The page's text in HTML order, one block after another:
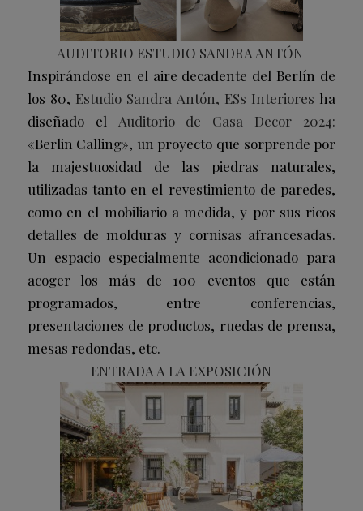
AUDITORIO ESTUDIO SANDRA ANTÓN
Inspirándose en el aire decadente del Berlín de
los 80, Estudio Sandra Antón, ESs Interiores ha
diseñado el Auditorio de Casa Decor 2024:
«Berlin Calling», un proyecto que sorprende por
la majestuosidad de las piedras naturales,
utilizadas tanto en el revestimiento de paredes,
como en el mobiliario a medida, y por sus ricos
detalles de molduras y cornisas afrancesadas.
Un espacio especialmente acondicionado para
acoger los más de 100 eventos que están
programados, entre conferencias,
presentaciones de productos, ruedas de prensa,
mesas redondas, etc.
ENTRADA A LA EXPOSICIÓN